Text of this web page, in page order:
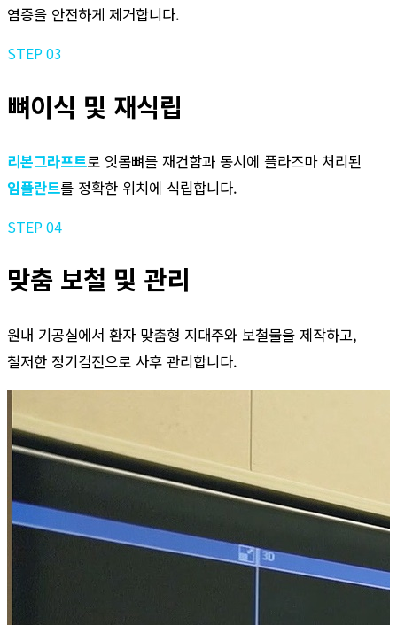
염증을 안전하게 제거합니다.
STEP 03
뼈이식 및 재식립
리본그라프트로 잇몸뼈를 재건함과 동시에 플라즈마 처리된
임플란트를 정확한 위치에 식립합니다.
STEP 04
맞춤 보철 및 관리
원내 기공실에서 환자 맞춤형 지대주와 보철물을 제작하고,
철저한 정기검진으로 사후 관리합니다.